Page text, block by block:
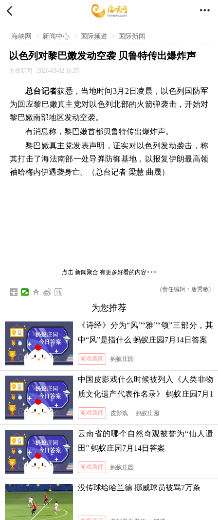
 
海峡网 > 新闻中心 > 国际频道 > 国际新闻
以色列对黎巴嫩发动空袭 贝鲁特传出爆炸声
央视新闻 2026-03-02 16:35
总台记者获悉，当地时间3月2日凌晨，以色列国防军
为回应黎巴嫩真主党对以色列北部的火箭弹袭击，开始对
黎巴嫩南部地区发动空袭。
有消息称，黎巴嫩首都贝鲁特传出爆炸声。
黎巴嫩真主党发表声明，证实对以色列发动袭击，称
其打击了海法南部一处导弹防御基地，以报复伊朗最高领
袖哈梅内伊遇袭身亡。（总台记者 梁慧 曲晟）
点击 新闻聚合有更多好看的内容>>>
(责任编辑：唐秀敏)
为您推荐
《诗经》分为“风”“雅”“颂”三部分，其
中“风”是指什么 蚂蚁庄园7月14日答案
游戏新闻 蚂蚁庄园
中国皮影戏什么时候被列入《人类非物
质文化遗产代表作名录》 蚂蚁庄园7月1
3日答案
游戏新闻 皮影戏 蚂蚁庄园
云南省的哪个自然奇观被誉为“仙人遗
田” 蚂蚁庄园7月14日答案
游戏新闻 蚂蚁庄园
没传球给哈兰德 挪威球员被骂7万条